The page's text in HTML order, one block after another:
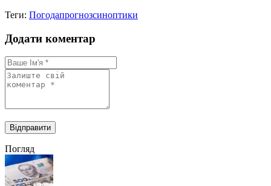
Теги: Погодапрогнозсиноптики
Додати коментар
Погляд